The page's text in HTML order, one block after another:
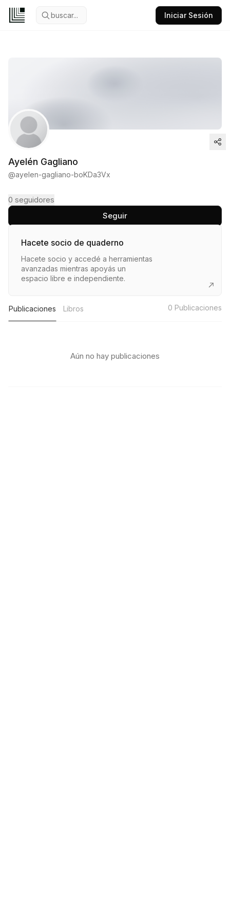
buscar... Iniciar Sesión
Ayelén Gagliano
@ayelen-gagliano-boKDa3Vx
0 seguidores
Seguir
Hacete socio de quaderno
Hacete socio y accedé a herramientas
avanzadas mientras apoyás un
espacio libre e independiente.
Publicaciones Libros 0 Publicaciones
Aún no hay publicaciones